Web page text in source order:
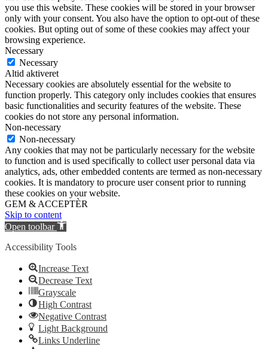
you use this website. These cookies will be stored in your browser
only with your consent. You also have the option to opt-out of these
cookies. But opting out of some of these cookies may affect your
browsing experience.
Necessary
Necessary
Altid aktiveret
Necessary cookies are absolutely essential for the website to
function properly. This category only includes cookies that ensures
basic functionalities and security features of the website. These
cookies do not store any personal information.
Non-necessary
Non-necessary
Any cookies that may not be particularly necessary for the website
to function and is used specifically to collect user personal data via
analytics, ads, other embedded contents are termed as non-necessary
cookies. It is mandatory to procure user consent prior to running
these cookies on your website.
GEM & ACCEPTÈR
Skip to content
Open toolbar
Accessibility Tools
Increase Text
Decrease Text
Grayscale
High Contrast
Negative Contrast
Light Background
Links Underline